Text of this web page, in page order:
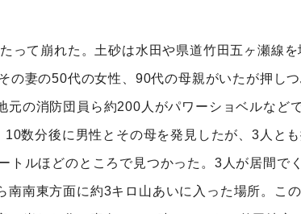
って崩れた。土砂は水田や県道竹田五ヶ瀬線
の妻の50代の女性、90代の母親がいたが押し
の消防団員ら約200人がパワーショベルなど
数分後に男性とその母を発見したが、3人と
ルほどのところで見つかった。3人が居間で
南東方面に約3キロ山あいに入った場所。こ